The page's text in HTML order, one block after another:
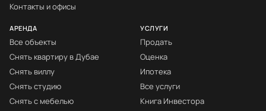
Контакты и офисы
АРЕНДА
Все объекты
Снять квартиру в Дубае
Снять виллу
Снять студию
Снять с мебелью
УСЛУГИ
Продать
Оценка
Ипотека
Все услуги
Книга Инвестора